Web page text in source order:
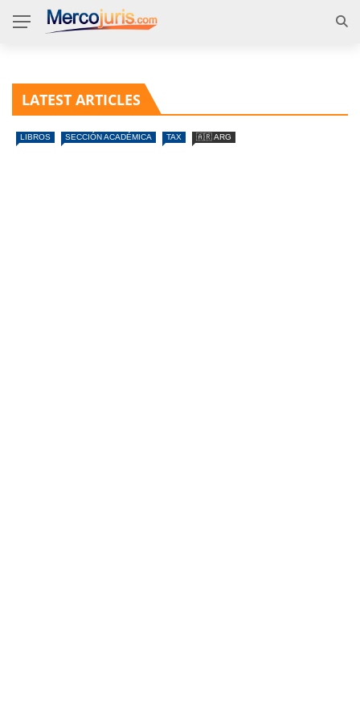
LATEST ARTICLES
LIBROS SECCIÓN ACADÉMICA TAX 🇦🇷 ARG